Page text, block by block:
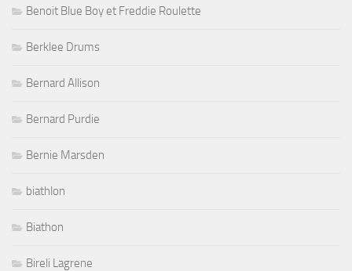
Benoit Blue Boy et Freddie Roulette
Berklee Drums
Bernard Allison
Bernard Purdie
Bernie Marsden
biathlon
Biathon
Bireli Lagrene